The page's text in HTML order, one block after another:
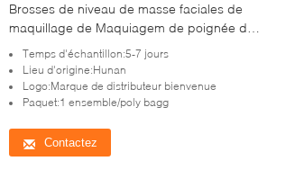
Brosses de niveau de masse faciales de
maquillage de Maquiagem de poignée de
marbre exquise
Temps d'échantillon:5-7 jours
Lieu d'origine:Hunan
Logo:Marque de distributeur bienvenue
Paquet:1 ensemble/poly bagg
Contactez